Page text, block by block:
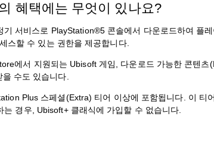
혜택에는 무엇이 있나요?
기 서비스로 PlayStation®5 콘솔에서 다운로드하여 플
스할 수 있는 권한을 제공합니다.
에서 지원되는 Ubisoft 게임, 다운로드 가능한 콘텐츠
수도 있습니다.
Plus 스페셜(Extra) 티어 이상에 포함됩니다. 이 티
는 경우, Ubisoft+ 클래식에 가입할 수 없습니다.